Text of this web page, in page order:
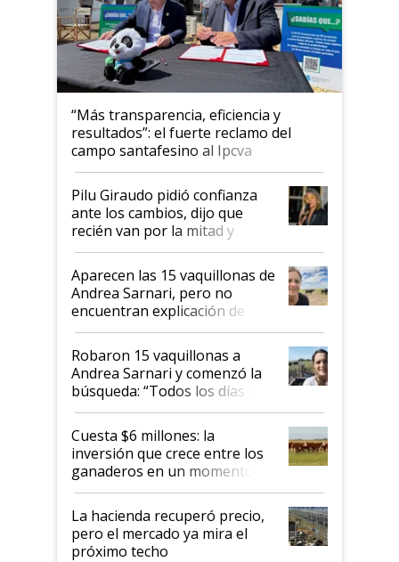
“Más transparencia, eficiencia y
resultados”: el fuerte reclamo del
campo santafesino al Ipcva
Pilu Giraudo pidió confianza
ante los cambios, dijo que
recién van por la mitad y
destacó que exportar dejó de
ser "para unos pocos":
"Tenemos un mandato muy
claro del gobierno nacional"
Aparecen las 15 vaquillonas de
Andrea Sarnari, pero no
encuentran explicación de
cómo llegaron allí
Robaron 15 vaquillonas a
Andrea Sarnari y comenzó la
búsqueda: “Todos los días le
toca a algún productor”
Cuesta $6 millones: la
inversión que crece entre los
ganaderos en un momento
histórico para la actividad
La hacienda recuperó precio,
pero el mercado ya mira el
próximo techo